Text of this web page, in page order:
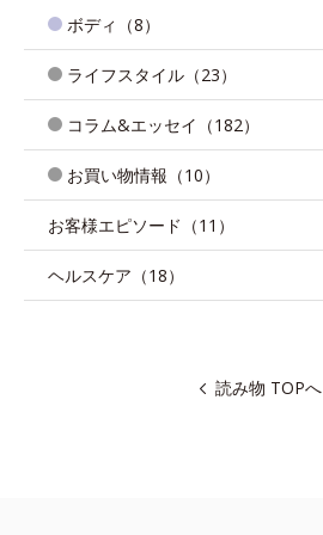
ボディ（8）
ライフスタイル（23）
コラム&エッセイ（182）
お買い物情報（10）
お客様エピソード（11）
ヘルスケア（18）
読み物 TOPへ